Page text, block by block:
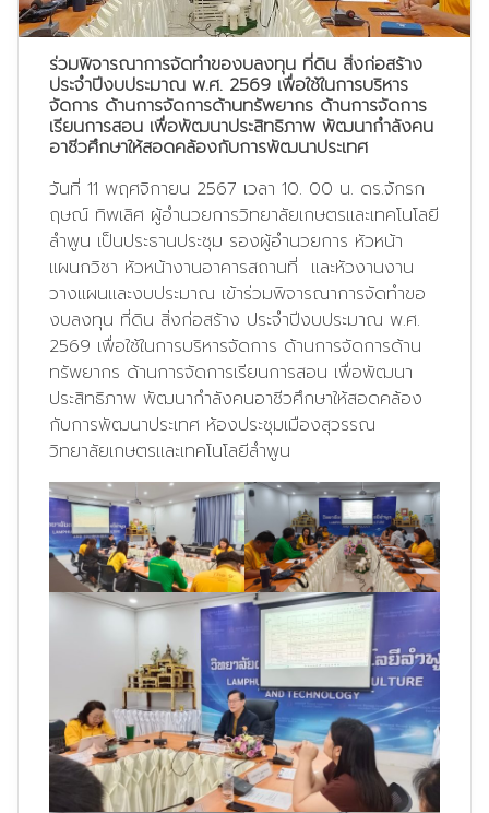
ร่วมพิจารณาการจัดทำของบลงทุน ที่ดิน สิ่งก่อสร้าง
ประจำปีงบประมาณ พ.ศ. 2569 เพื่อใช้ในการบริหาร
จัดการ ด้านการจัดการด้านทรัพยากร ด้านการจัดการ
เรียนการสอน เพื่อพัฒนาประสิทธิภาพ พัฒนากำลังคน
อาชีวศึกษาให้สอดคล้องกับการพัฒนาประเทศ
วันที่ 11 พฤศจิกายน 2567 เวลา 10. 00 น. ดร.จักรก
ฤษณ์ ทิพเลิศ ผู้อำนวยการวิทยาลัยเกษตรและเทคโนโลยี
ลำพูน เป็นประธานประชุม รองผู้อำนวยการ หัวหน้า
แผนกวิชา หัวหน้างานอาคารสถานที่ และหัวงานงาน
วางแผนและงบประมาณ เข้าร่วมพิจารณาการจัดทำขอ
งบลงทุน ที่ดิน สิ่งก่อสร้าง ประจำปีงบประมาณ พ.ศ.
2569 เพื่อใช้ในการบริหารจัดการ ด้านการจัดการด้าน
ทรัพยากร ด้านการจัดการเรียนการสอน เพื่อพัฒนา
ประสิทธิภาพ พัฒนากำลังคนอาชีวศึกษาให้สอดคล้อง
กับการพัฒนาประเทศ ห้องประชุมเมืองสุวรรณ
วิทยาลัยเกษตรและเทคโนโลยีลำพูน